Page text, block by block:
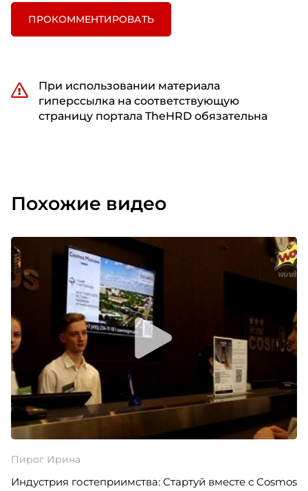
ПРОКОММЕНТИРОВАТЬ
При использовании материала
гиперссылка на соответствующую
страницу портала TheHRD обязательна
Похожие видео
Пирог Ирина
Индустрия гостеприимства: Стартуй вместе с Cosmos